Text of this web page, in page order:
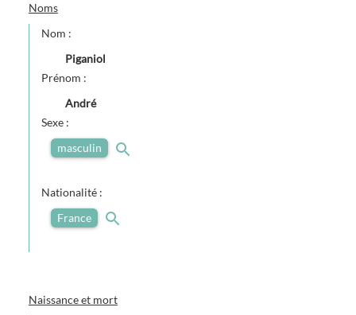
Noms
Nom :
Piganiol
Prénom :
André
Sexe :
masculin
Nationalité :
France
Naissance et mort